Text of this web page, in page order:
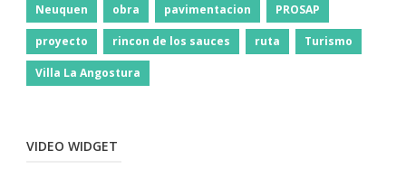
Neuquen obra pavimentacion PROSAP
proyecto rincon de los sauces ruta Turismo
Villa La Angostura
VIDEO WIDGET